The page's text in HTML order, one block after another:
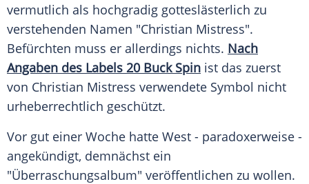
vermutlich als hochgradig gotteslästerlich zu
verstehenden Namen "Christian Mistress".
Befürchten muss er allerdings nichts. Nach
Angaben des Labels 20 Buck Spin ist das zuerst
von Christian Mistress verwendete Symbol nicht
urheberrechtlich geschützt.
Vor gut einer Woche hatte West - paradoxerweise -
angekündigt, demnächst ein
"Überraschungsalbum" veröffentlichen zu wollen.